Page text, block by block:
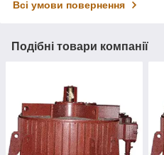
Всі умови повернення
Подібні товари компанії